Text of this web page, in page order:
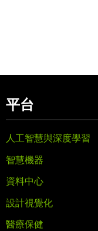
平台
人工智慧與深度學習
智慧機器
資料中心
設計視覺化
醫療保健